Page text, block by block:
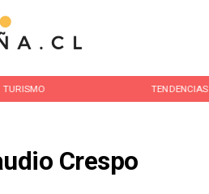
TURISMO TENDENCIAS
Crespo